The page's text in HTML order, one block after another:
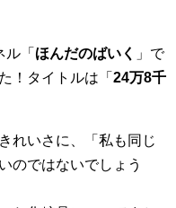
「 ほんだのばいく 」で
！タイトルは「 24万8千
れいさに、「私も同じ
のではないでしょう